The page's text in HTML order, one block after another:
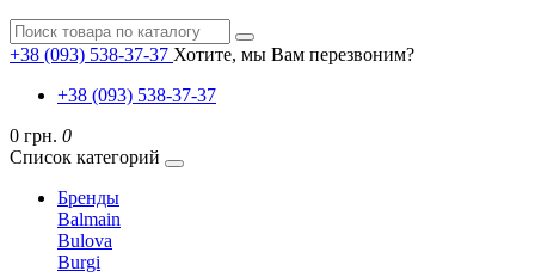
+38 (093) 538-37-37 Хотите, мы Вам перезвоним?
+38 (093) 538-37-37
0 грн. 0
Список категорий
Бренды
Balmain
Bulova
Burgi